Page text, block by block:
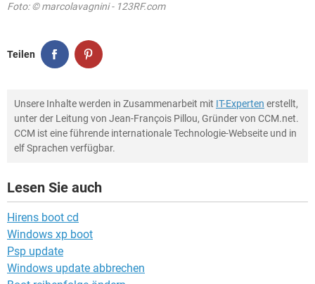
Foto: © marcolavagnini - 123RF.com
Teilen
Unsere Inhalte werden in Zusammenarbeit mit IT-Experten erstellt,
unter der Leitung von Jean-François Pillou, Gründer von CCM.net.
CCM ist eine führende internationale Technologie-Webseite und in
elf Sprachen verfügbar.
Lesen Sie auch
Hirens boot cd
Windows xp boot
Psp update
Windows update abbrechen